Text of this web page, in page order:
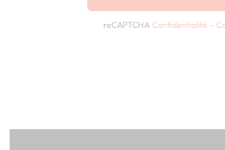
reCAPTCHA Confidentialité -